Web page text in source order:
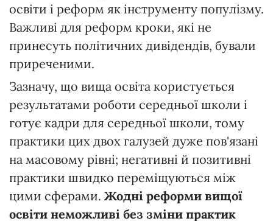
освіти і реформ як інструменту популізму.
Важливі для реформ кроки, які не
принесуть політичних дивідендів, бували
приреченими.
Зазначу, що вища освіта користується
результатами роботи середньої школи і
готує кадри для середньої школи, тому
практики цих двох галузей дуже пов'язані
на масовому рівні; негативні й позитивні
практики швидко переміщуються між
цими сферами. Жодні реформи вищої
освіти неможливі без зміни практик